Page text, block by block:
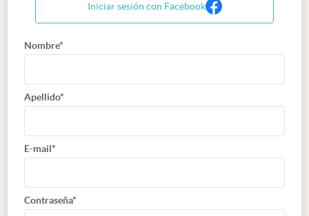
Iniciar sesión con Facebook
Nombre*
Apellido*
E-mail*
Contraseña*